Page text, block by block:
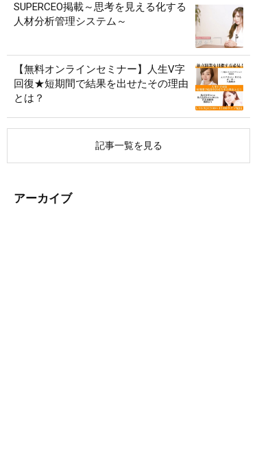
SUPERCEO掲載～思考を見える化する
人材分析管理システム～
【無料オンラインセミナー】人生V字
回復★短期間で結果を出せたその理由
とは？
記事一覧を見る
アーカイブ